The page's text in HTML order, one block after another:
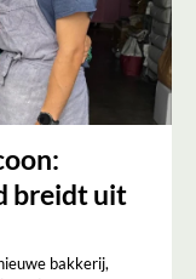
breidt uit
bakkerij,